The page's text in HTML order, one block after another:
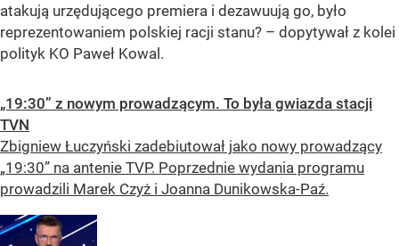
atakują urzędującego premiera i dezawuują go, było
reprezentowaniem polskiej racji stanu? – dopytywał z kolei
polityk KO Paweł Kowal.
„19:30” z nowym prowadzącym. To była gwiazda stacji
TVN
Zbigniew Łuczyński zadebiutował jako nowy prowadzący
„19:30” na antenie TVP. Poprzednie wydania programu
prowadzili Marek Czyż i Joanna Dunikowska-Paź.